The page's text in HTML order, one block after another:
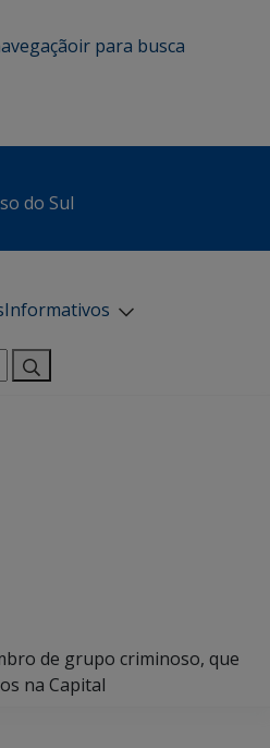
ir para busca
do Sul
Informativos
de grupo criminoso, que
na Capital